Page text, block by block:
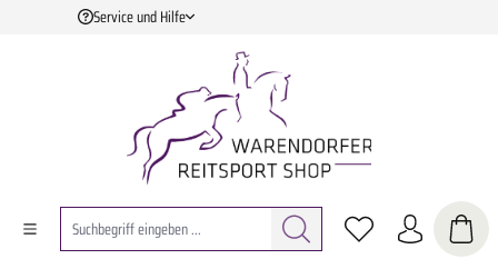
Zum Hauptinhalt springen
Service und Hilfe